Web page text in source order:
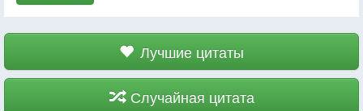
Лучшие цитаты
Случайная цитата